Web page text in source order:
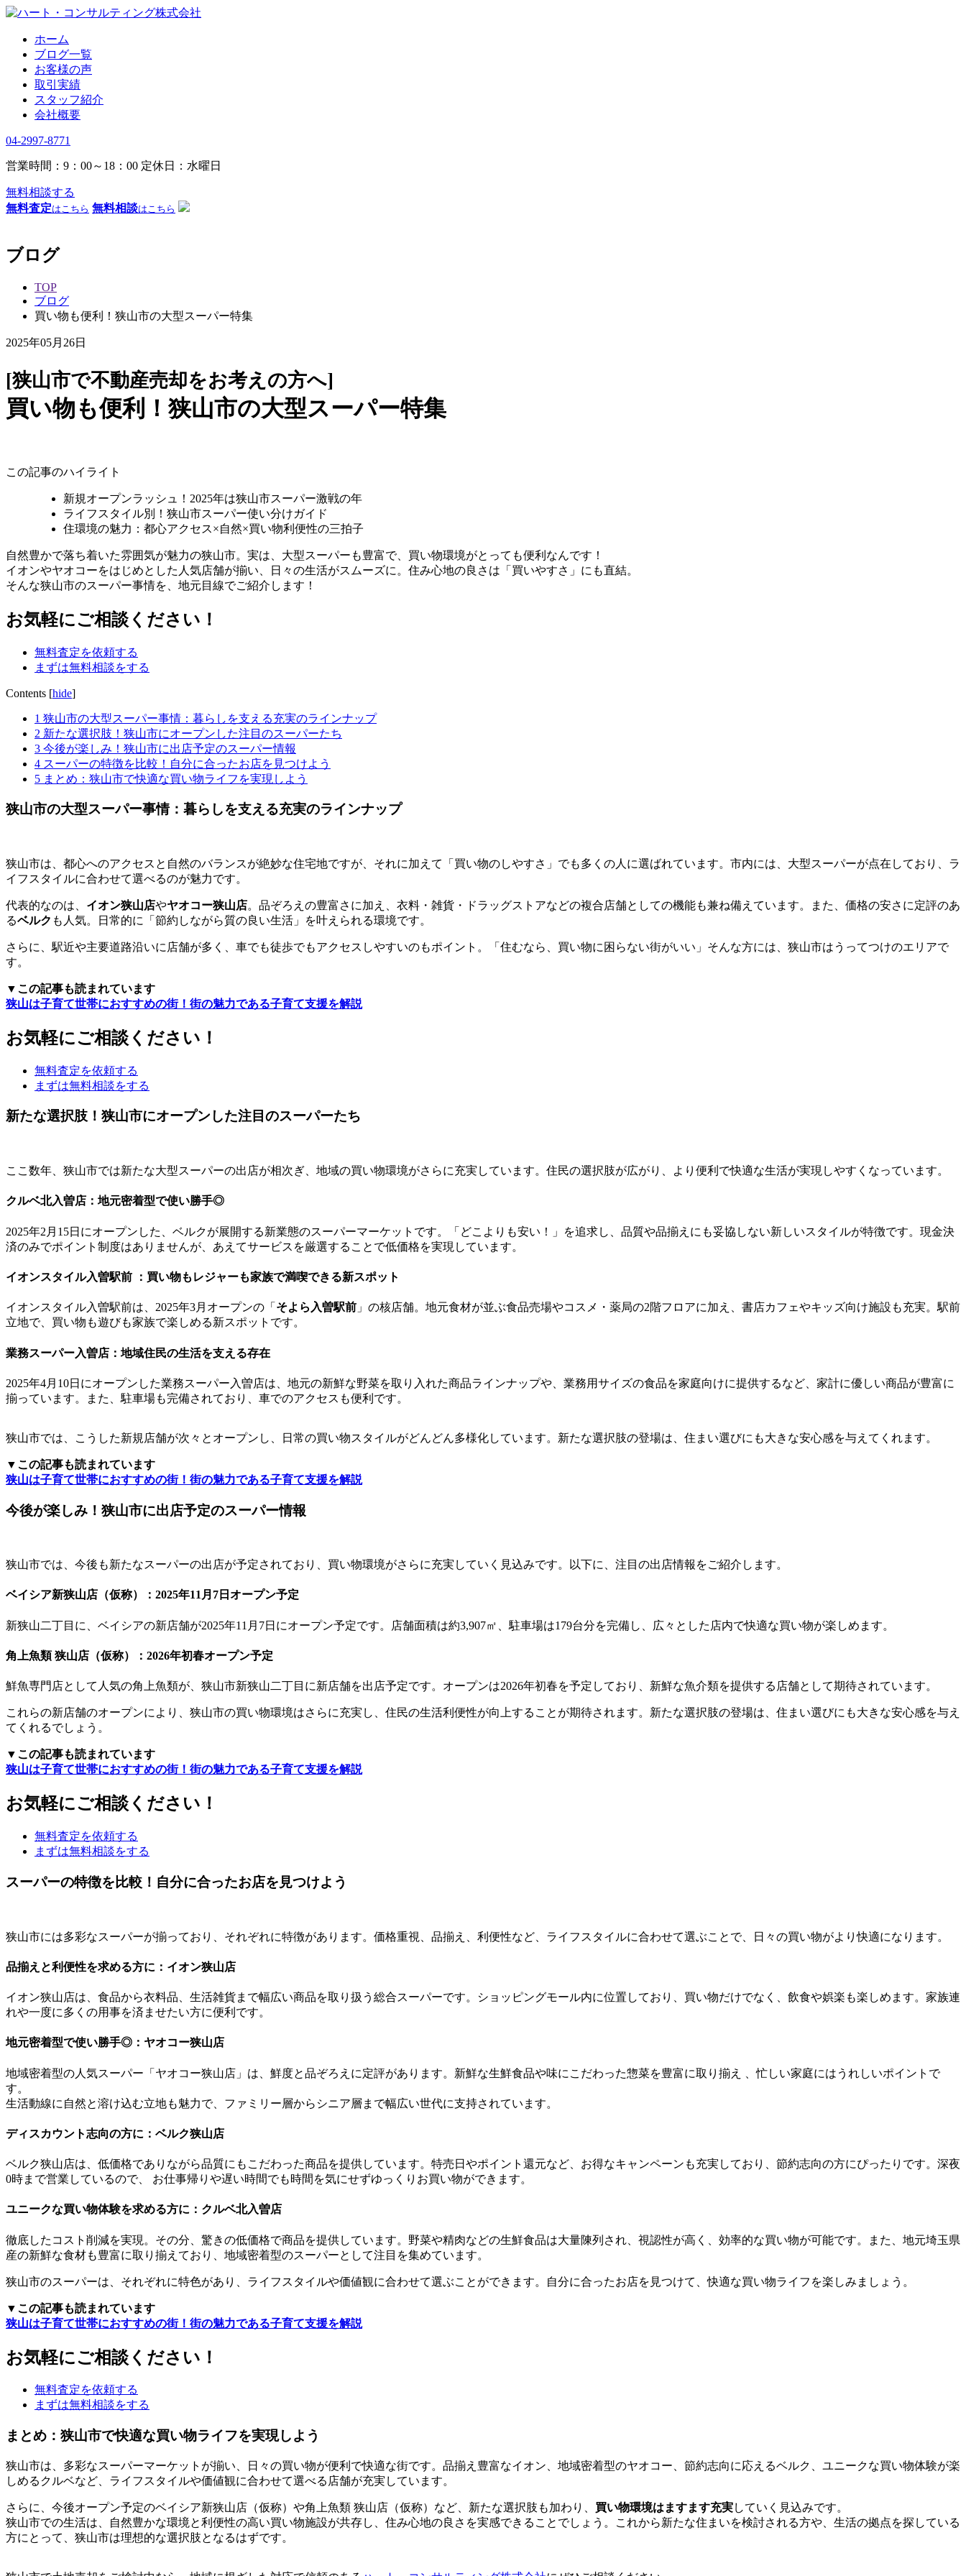
ホーム
ブログ一覧
お客様の声
取引実績
スタッフ紹介
会社概要
04-2997-8771
営業時間：9：00～18：00 定休日：水曜日
無料相談する
無料査定はこちら 無料相談はこちら
ブログ
TOP
ブログ
買い物も便利！狭山市の大型スーパー特集
2025年05月26日
[狭山市で不動産売却をお考えの方へ]
買い物も便利！狭山市の大型スーパー特集
この記事のハイライト
新規オープンラッシュ！2025年は狭山市スーパー激戦の年
ライフスタイル別！狭山市スーパー使い分けガイド
住環境の魅力：都心アクセス×自然×買い物利便性の三拍子
自然豊かで落ち着いた雰囲気が魅力の狭山市。実は、大型スーパーも豊富で、買い物環境がとっても便利なんです！
イオンやヤオコーをはじめとした人気店舗が揃い、日々の生活がスムーズに。住み心地の良さは「買いやすさ」にも直結。
そんな狭山市のスーパー事情を、地元目線でご紹介します！
お気軽にご相談ください！
無料査定を依頼する
まずは無料相談をする
Contents [hide]
1 狭山市の大型スーパー事情：暮らしを支える充実のラインナップ
2 新たな選択肢！狭山市にオープンした注目のスーパーたち
3 今後が楽しみ！狭山市に出店予定のスーパー情報
4 スーパーの特徴を比較！自分に合ったお店を見つけよう
5 まとめ：狭山市で快適な買い物ライフを実現しよう
狭山市の大型スーパー事情：暮らしを支える充実のラインナップ
狭山市は、都心へのアクセスと自然のバランスが絶妙な住宅地ですが、それに加えて「買い物のしやすさ」でも多くの人に選ばれています。市内には、大型スーパーが点在しており、ラ
イフスタイルに合わせて選べるのが魅力です。
代表的なのは、 イオン狭山店やヤオコー狭山店。品ぞろえの豊富さに加え、衣料・雑貨・ドラッグストアなどの複合店舗としての機能も兼ね備えています。また、価格の安さに定評のあ
るベルク も人気。日常的に「節約しながら質の良い生活」を叶えられる環境です。
さらに、駅近や主要道路沿いに店舗が多く、車でも徒歩でもアクセスしやすいのもポイント。「住むなら、買い物に困らない街がいい」そんな方には、狭山市はうってつけのエリアで
す。
▼この記事も読まれています
狭山は子育て世帯におすすめの街！街の魅力である子育て支援を解説
お気軽にご相談ください！
無料査定を依頼する
まずは無料相談をする
新たな選択肢！狭山市にオープンした注目のスーパーたち
ここ数年、狭山市では新たな大型スーパーの出店が相次ぎ、地域の買い物環境がさらに充実しています。住民の選択肢が広がり、より便利で快適な生活が実現しやすくなっています。
クルベ北入曽店：地元密着型で使い勝手◎
2025年2月15日にオープンした、ベルクが展開する新業態のスーパーマーケットです。「どこよりも安い！」を追求し、品質や品揃えにも妥協しない新しいスタイルが特徴です。現金決
済のみでポイント制度はありませんが、あえてサービスを厳選することで低価格を実現しています。
イオンスタイル入曽駅前 ：買い物もレジャーも家族で満喫できる新スポット
イオンスタイル入曽駅前は、2025年3月オープンの「 そよら入曽駅前 」の核店舗。地元食材が並ぶ食品売場やコスメ・薬局の2階フロアに加え、書店カフェやキッズ向け施設も充実。駅前
立地で、買い物も遊びも家族で楽しめる新スポットです。
業務スーパー入曽店：地域住民の生活を支える存在
2025年4月10日にオープンした業務スーパー入曽店は、地元の新鮮な野菜を取り入れた商品ラインナップや、業務用サイズの食品を家庭向けに提供するなど、家計に優しい商品が豊富に
揃っています。また、駐車場も完備されており、車でのアクセスも便利です。
狭山市では、こうした新規店舗が次々とオープンし、日常の買い物スタイルがどんどん多様化しています。新たな選択肢の登場は、住まい選びにも大きな安心感を与えてくれます。
▼この記事も読まれています
狭山は子育て世帯におすすめの街！街の魅力である子育て支援を解説
今後が楽しみ！狭山市に出店予定のスーパー情報
狭山市では、今後も新たなスーパーの出店が予定されており、買い物環境がさらに充実していく見込みです。以下に、注目の出店情報をご紹介します。
ベイシア新狭山店（仮称）：2025年11月7日オープン予定
新狭山二丁目に、ベイシアの新店舗が2025年11月7日にオープン予定です。店舗面積は約3,907㎡、駐車場は179台分を完備し、広々とした店内で快適な買い物が楽しめます。
角上魚類 狭山店（仮称）：2026年初春オープン予定
鮮魚専門店として人気の角上魚類が、狭山市新狭山二丁目に新店舗を出店予定です。オープンは2026年初春を予定しており、新鮮な魚介類を提供する店舗として期待されています。
これらの新店舗のオープンにより、狭山市の買い物環境はさらに充実し、住民の生活利便性が向上することが期待されます。新たな選択肢の登場は、住まい選びにも大きな安心感を与え
てくれるでしょう。
▼この記事も読まれています
狭山は子育て世帯におすすめの街！街の魅力である子育て支援を解説
お気軽にご相談ください！
無料査定を依頼する
まずは無料相談をする
スーパーの特徴を比較！自分に合ったお店を見つけよう
狭山市には多彩なスーパーが揃っており、それぞれに特徴があります。価格重視、品揃え、利便性など、ライフスタイルに合わせて選ぶことで、日々の買い物がより快適になります。
品揃えと利便性を求める方に：イオン狭山店
イオン狭山店は、食品から衣料品、生活雑貨まで幅広い商品を取り扱う総合スーパーです。ショッピングモール内に位置しており、買い物だけでなく、飲食や娯楽も楽しめます。家族連
れや一度に多くの用事を済ませたい方に便利です。
地元密着型で使い勝手◎：ヤオコー狭山店
地域密着型の人気スーパー「ヤオコー狭山店」は、鮮度と品ぞろえに定評があります。新鮮な生鮮食品や味にこだわった惣菜を豊富に取り揃え 、忙しい家庭にはうれしいポイントで
す。
生活動線に自然と溶け込む立地も魅力で、ファミリー層からシニア層まで幅広い世代に支持されています。
ディスカウント志向の方に：ベルク狭山店
ベルク狭山店は、低価格でありながら品質にもこだわった商品を提供しています。特売日やポイント還元など、お得なキャンペーンも充実しており、節約志向の方にぴったりです。深夜
0時まで営業しているので、 お仕事帰りや遅い時間でも時間を気にせずゆっくりお買い物ができます。
ユニークな買い物体験を求める方に：クルベ北入曽店
徹底したコスト削減を実現。その分、驚きの低価格で商品を提供しています。野菜や精肉などの生鮮食品は大量陳列され、視認性が高く、効率的な買い物が可能です。また、地元埼玉県
産の新鮮な食材も豊富に取り揃えており、地域密着型のスーパーとして注目を集めています。
狭山市のスーパーは、それぞれに特色があり、ライフスタイルや価値観に合わせて選ぶことができます。自分に合ったお店を見つけて、快適な買い物ライフを楽しみましょう。
▼この記事も読まれています
狭山は子育て世帯におすすめの街！街の魅力である子育て支援を解説
お気軽にご相談ください！
無料査定を依頼する
まずは無料相談をする
まとめ：狭山市で快適な買い物ライフを実現しよう
狭山市は、多彩なスーパーマーケットが揃い、日々の買い物が便利で快適な街です。品揃え豊富なイオン、地域密着型のヤオコー、節約志向に応えるベルク、ユニークな買い物体験が楽
しめるクルベなど、ライフスタイルや価値観に合わせて選べる店舗が充実しています。
さらに、今後オープン予定のベイシア新狭山店（仮称）や角上魚類 狭山店（仮称）など、新たな選択肢も加わり、 買い物環境はますます充実していく見込みです。
狭山市での生活は、自然豊かな環境と利便性の高い買い物施設が共存し、住み心地の良さを実感できることでしょう。これから新たな住まいを検討される方や、生活の拠点を探している
方にとって、狭山市は理想的な選択肢となるはずです。